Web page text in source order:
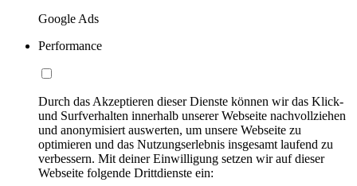
Google Ads
Performance
Durch das Akzeptieren dieser Dienste können wir das Klick-
und Surfverhalten innerhalb unserer Webseite nachvollziehen
und anonymisiert auswerten, um unsere Webseite zu
optimieren und das Nutzungserlebnis insgesamt laufend zu
verbessern. Mit deiner Einwilligung setzen wir auf dieser
Webseite folgende Drittdienste ein: